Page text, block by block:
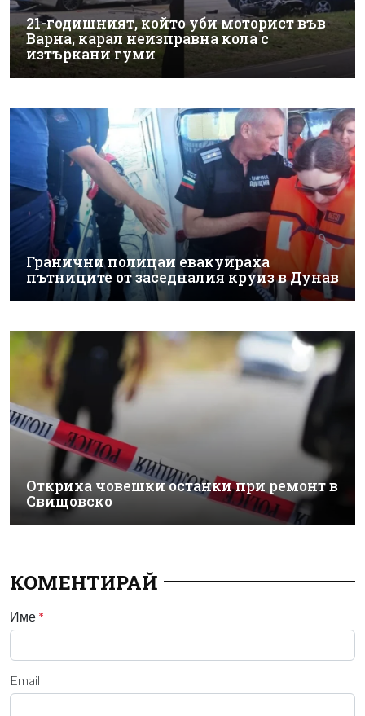
21-годишният, който уби моторист във
Варна, карал неизправна кола с
изтъркани гуми
Гранични полицаи евакуираха
пътниците от заседналия круиз в Дунав
Откриха човешки останки при ремонт в
Свищовско
КОМЕНТИРАЙ
Име *
Email